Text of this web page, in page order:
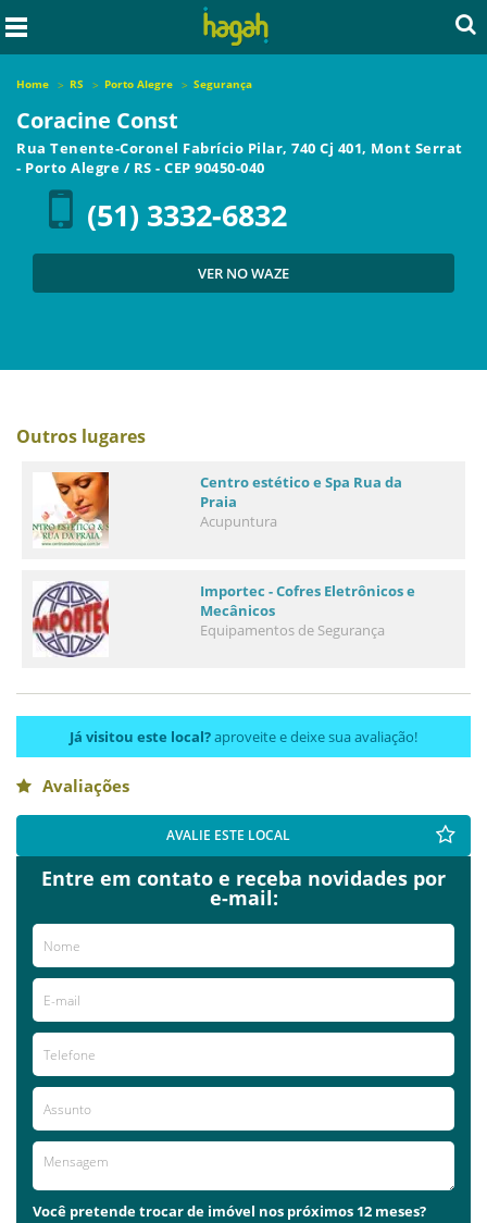
Home RS Porto Alegre Segurança
Coracine Const
Rua Tenente-Coronel Fabrício Pilar, 740 Cj 401, Mont Serrat
- Porto Alegre / RS - CEP 90450-040
(51) 3332-6832
VER NO WAZE
Outros lugares
Centro estético e Spa Rua da
Praia
Acupuntura
Importec - Cofres Eletrônicos e
Mecânicos
Equipamentos de Segurança
Já visitou este local?aproveite e deixe sua avaliação!
Avaliações
AVALIE ESTE LOCAL
Entre em contato e receba novidades por
e-mail:
Você pretende trocar de imóvel nos próximos 12 meses?